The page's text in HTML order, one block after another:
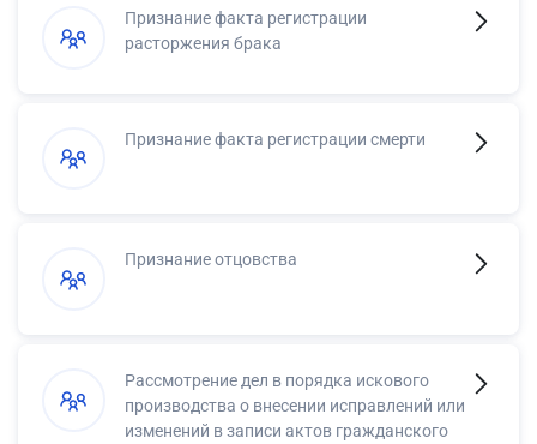
Признание факта регистрации
расторжения брака
Признание факта регистрации смерти
Признание отцовства
Рассмотрение дел в порядка искового
производства о внесении исправлений или
изменений в записи актов гражданского